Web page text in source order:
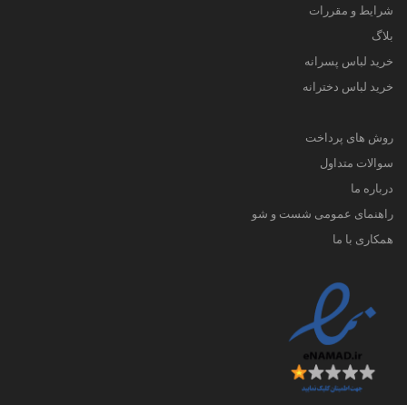
شرایط و مقررات
بلاگ
خرید لباس پسرانه
خرید لباس دخترانه
روش های پرداخت
سوالات متداول
درباره ما
راهنمای عمومی شست و شو
همکاری با ما